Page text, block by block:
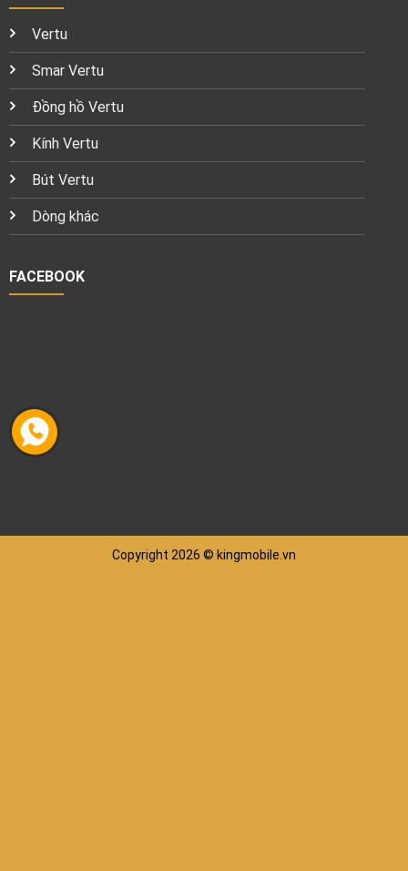
Vertu
Smar Vertu
Đồng hồ Vertu
Kính Vertu
Bút Vertu
Dòng khác
FACEBOOK
Copyright 2026 © kingmobile.vn